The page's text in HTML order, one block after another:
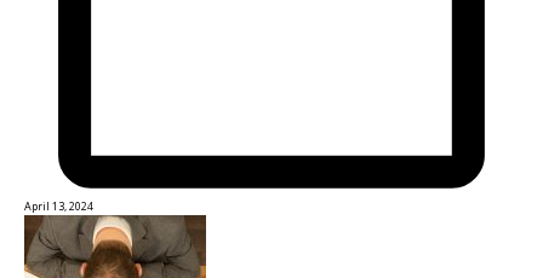
April 13, 2024